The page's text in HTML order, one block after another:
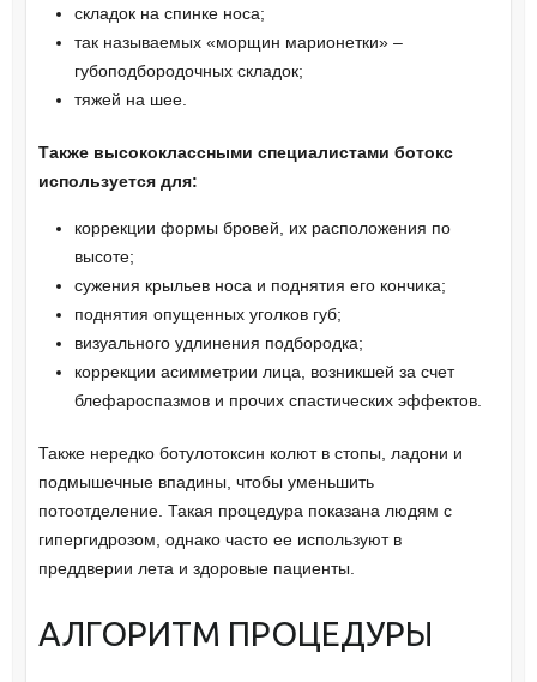
складок на спинке носа;
так называемых «морщин марионетки» –
губоподбородочных складок;
тяжей на шее.
Также высококлассными специалистами ботокс
используется для:
коррекции формы бровей, их расположения по
высоте;
сужения крыльев носа и поднятия его кончика;
поднятия опущенных уголков губ;
визуального удлинения подбородка;
коррекции асимметрии лица, возникшей за счет
блефароспазмов и прочих спастических эффектов.
Также нередко ботулотоксин колют в стопы, ладони и
подмышечные впадины, чтобы уменьшить
потоотделение. Такая процедура показана людям с
гипергидрозом, однако часто ее используют в
преддверии лета и здоровые пациенты.
АЛГОРИТМ ПРОЦЕДУРЫ